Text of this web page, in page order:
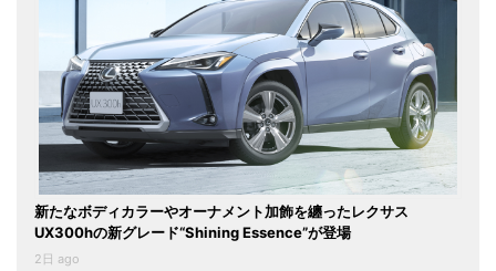
新たなボディカラーやオーナメント加飾を纏ったレクサス
UX300hの新グレード“Shining Essence”が登場
2日 ago